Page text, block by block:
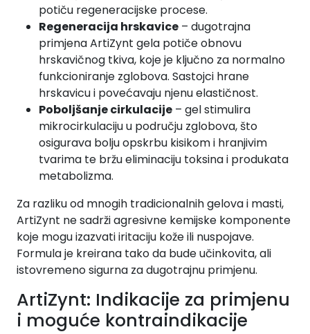
potiču regeneracijske procese.
Regeneracija hrskavice – dugotrajna
primjena ArtiZynt gela potiče obnovu
hrskavičnog tkiva, koje je ključno za normalno
funkcioniranje zglobova. Sastojci hrane
hrskavicu i povećavaju njenu elastičnost.
Poboljšanje cirkulacije – gel stimulira
mikrocirkulaciju u području zglobova, što
osigurava bolju opskrbu kisikom i hranjivim
tvarima te bržu eliminaciju toksina i produkata
metabolizma.
Za razliku od mnogih tradicionalnih gelova i masti,
ArtiZynt ne sadrži agresivne kemijske komponente
koje mogu izazvati iritaciju kože ili nuspojave.
Formula je kreirana tako da bude učinkovita, ali
istovremeno sigurna za dugotrajnu primjenu.
ArtiZynt: Indikacije za primjenu
i moguće kontraindikacije